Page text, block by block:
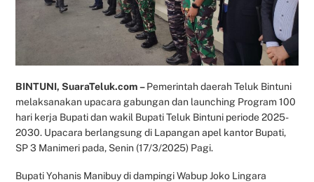
BINTUNI, SuaraTeluk.com –Pemerintah daerah Teluk Bintuni
melaksanakan upacara gabungan dan launching Program 100
hari kerja Bupati dan wakil Bupati Teluk Bintuni periode 2025-
2030. Upacara berlangsung di Lapangan apel kantor Bupati,
SP 3 Manimeri pada, Senin (17/3/2025) Pagi.
Bupati Yohanis Manibuy di dampingi Wabup Joko Lingara